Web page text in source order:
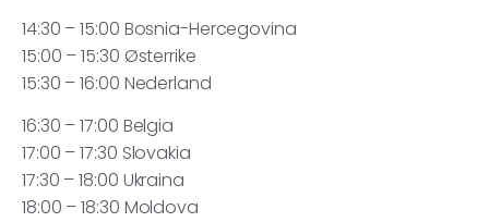
14:30 – 15:00 Bosnia-Hercegovina
15:00 – 15:30 Østerrike
15:30 – 16:00 Nederland
16:30 – 17:00 Belgia
17:00 – 17:30 Slovakia
17:30 – 18:00 Ukraina
18:00 – 18:30 Moldova